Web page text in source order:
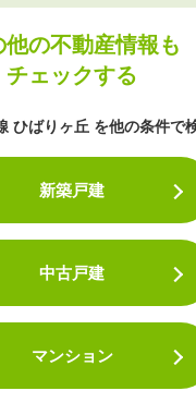
他の不動産情報も
チェックする
ひばりヶ丘 を他の条件で
新築戸建
中古戸建
マンション